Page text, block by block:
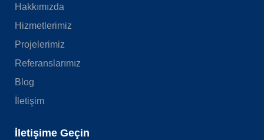
Hakkımızda
Hizmetlerimiz
Projelerimiz
Referanslarımız
Blog
İletişim
İletişime Geçin